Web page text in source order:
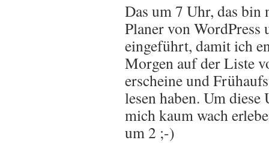
Das um 7 Uhr, das bin
Planer von WordPress
eingeführt, damit ich
Morgen auf der Liste
erscheine und
lesen haben. Um
mich kaum wach
um 2 ;-)